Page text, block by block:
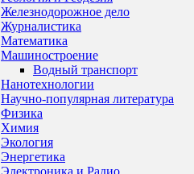
Железнодорожное дело
Журналистика
Математика
Машиностроение
Водный транспорт
Нанотехнологии
Научно-популярная литература
Физика
Химия
Экология
Энергетика